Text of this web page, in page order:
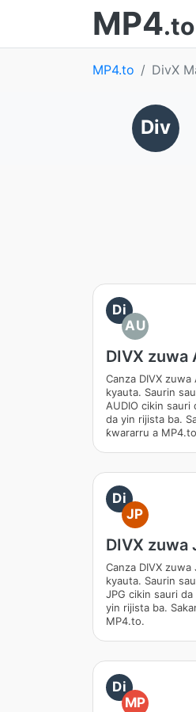
MP4.to
MP4.to DivX
Div
Di
AU
DIVX zuwa
Canza DIVX zuwa
kyauta. Saurin
AUDIO cikin sauri
da yin rijista ba.
ƙwararru a
Di
JP
DIVX zuwa
Canza DIVX zuwa
kyauta. Saurin
JPG cikin sauri
yin rijista ba.
MP4.to.
Di
MP